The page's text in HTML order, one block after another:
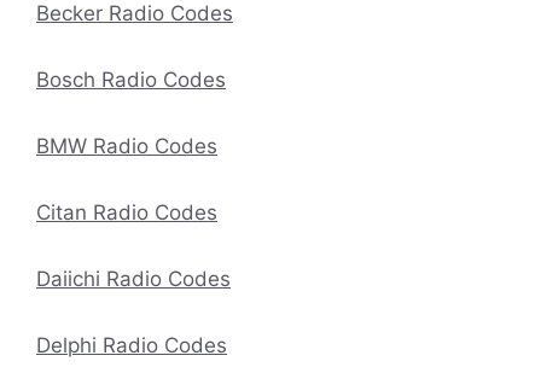
Becker Radio Codes
Bosch Radio Codes
BMW Radio Codes
Citan Radio Codes
Daiichi Radio Codes
Delphi Radio Codes